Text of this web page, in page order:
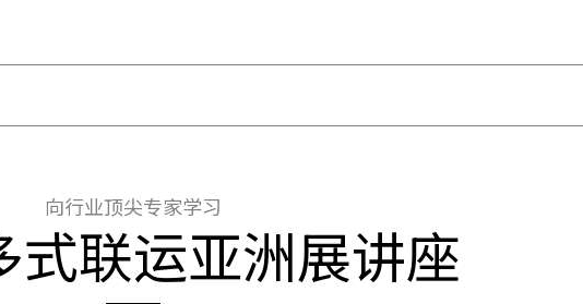
向行业顶尖专家学习
式联运亚洲展讲座